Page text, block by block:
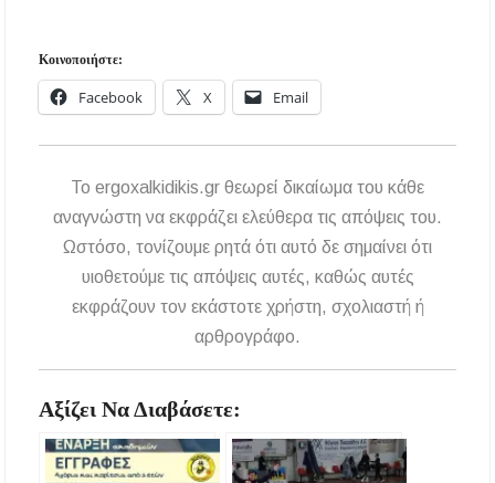
Κοινοποιήστε:
Facebook X Email
To ergoxalkidikis.gr θεωρεί δικαίωμα του κάθε
αναγνώστη να εκφράζει ελεύθερα τις απόψεις του.
Ωστόσο, τονίζουμε ρητά ότι αυτό δε σημαίνει ότι
υιοθετούμε τις απόψεις αυτές, καθώς αυτές
εκφράζουν τον εκάστοτε χρήστη, σχολιαστή ή
αρθρογράφο.
Αξίζει Να Διαβάσετε: